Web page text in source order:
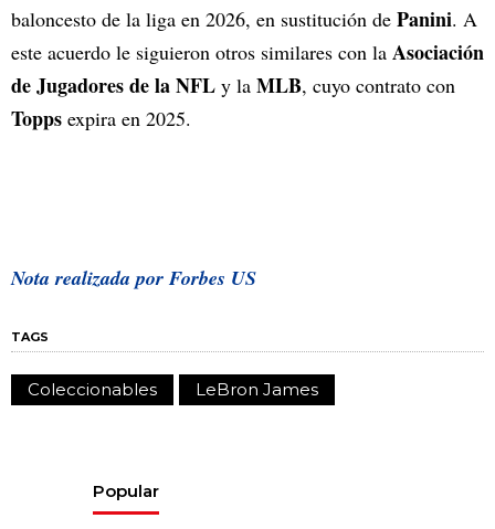
baloncesto de la liga en 2026, en sustitución de Panini. A
este acuerdo le siguieron otros similares con la Asociación
de Jugadores de la NFL y la MLB, cuyo contrato con
Topps expira en 2025.
Nota realizada por Forbes US
TAGS
Coleccionables LeBron James
Popular